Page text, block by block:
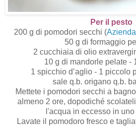
Per il pesto
200 g di pomodori secchi (
50 g di formaggio
2 cucchiaia di olio
10 g di mandorle pelate -
1 spicchio d’aglio - 1 piccolo
sale q.b. origano q.b.
Mettete i pomodori secchi a
almeno 2 ore, dopodiché
l'acqua in eccesso in
Lavate il pomodoro fresco e